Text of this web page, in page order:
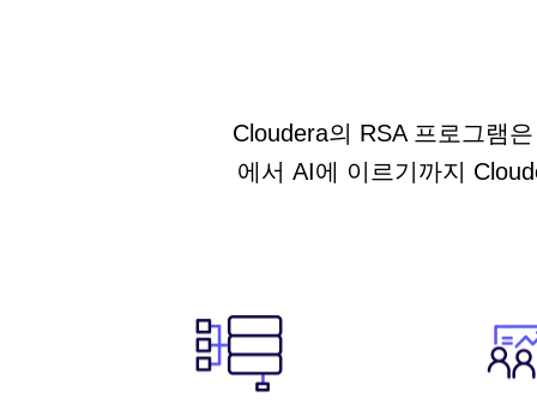
Cloudera의 RSA 프로그램
에서 AI에 이르기까지